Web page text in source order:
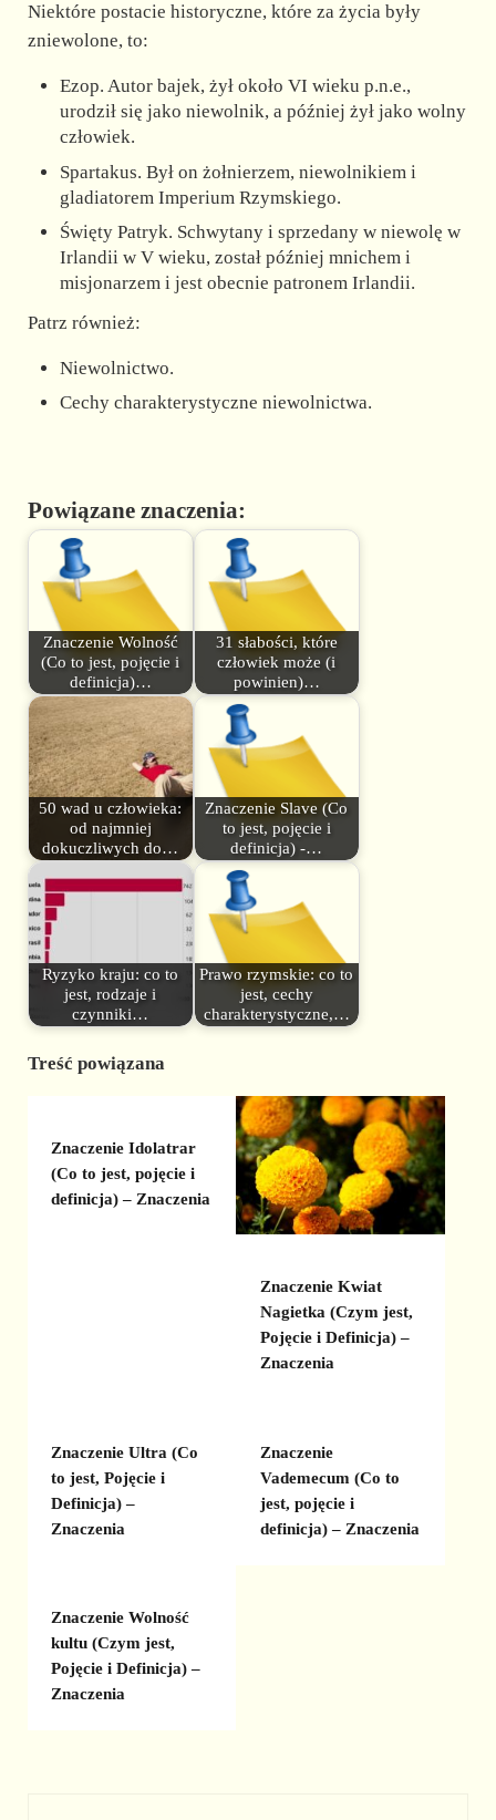
Niektóre postacie historyczne, które za życia były
zniewolone, to:
Ezop. Autor bajek, żył około VI wieku p.n.e.,
urodził się jako niewolnik, a później żył jako wolny
człowiek.
Spartakus. Był on żołnierzem, niewolnikiem i
gladiatorem Imperium Rzymskiego.
Święty Patryk. Schwytany i sprzedany w niewolę w
Irlandii w V wieku, został później mnichem i
misjonarzem i jest obecnie patronem Irlandii.
Patrz również:
Niewolnictwo.
Cechy charakterystyczne niewolnictwa.
Powiązane znaczenia:
Znaczenie Wolność
(Co to jest, pojęcie i
definicja)…
31 słabości, które
człowiek może (i
powinien)…
50 wad u człowieka:
od najmniej
dokuczliwych do…
Znaczenie Slave (Co
to jest, pojęcie i
definicja) -…
Ryzyko kraju: co to
jest, rodzaje i
czynniki…
Prawo rzymskie: co to
jest, cechy
charakterystyczne,…
Treść powiązana
Znaczenie Idolatrar
(Co to jest, pojęcie i
definicja) – Znaczenia
Znaczenie Kwiat
Nagietka (Czym jest,
Pojęcie i Definicja) –
Znaczenia
Znaczenie Ultra (Co
to jest, Pojęcie i
Definicja) –
Znaczenia
Znaczenie
Vademecum (Co to
jest, pojęcie i
definicja) – Znaczenia
Znaczenie Wolność
kultu (Czym jest,
Pojęcie i Definicja) –
Znaczenia